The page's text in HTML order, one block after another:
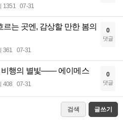
1351 07-31
르는 곳엔, 감상할 만한 봄의
361 07-31
0
댓글
비행의 별빛—— 에이메스
408 07-31
0
댓글
검색 글쓰기